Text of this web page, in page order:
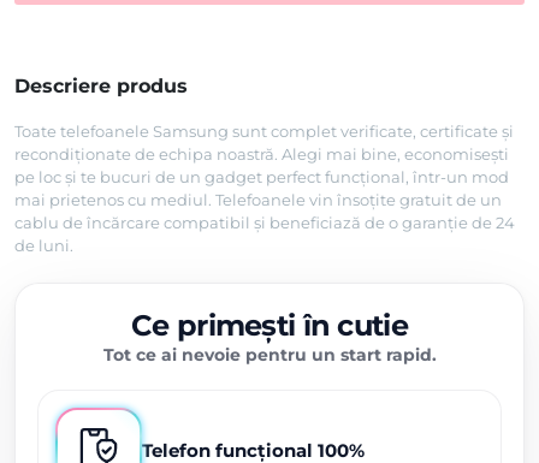
Descriere produs
Toate telefoanele Samsung sunt complet verificate, certificate și
recondiționate de echipa noastră. Alegi mai bine, economisești
pe loc și te bucuri de un gadget perfect funcțional, într-un mod
mai prietenos cu mediul. Telefoanele vin însoțite gratuit de un
cablu de încărcare compatibil și beneficiază de o garanție de 24
de luni.
Ce primești în cutie
Tot ce ai nevoie pentru un start rapid.
Telefon funcțional 100%